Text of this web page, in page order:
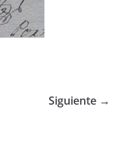
Siguiente →